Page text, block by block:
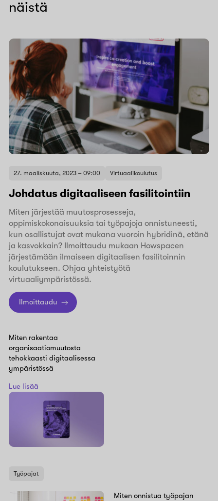
näistä
27. maaliskuuta, 2023 – 09:00 Virtuaalikoulutus
Johdatus digitaaliseen fasilitointiin
Miten järjestää muutosprosesseja,
oppimiskokonaisuuksia tai työpajoja onnistuneesti,
kun osallistujat ovat mukana vuoroin hybridinä, etänä
ja kasvokkain? Ilmoittaudu mukaan Howspacen
järjestämään ilmaiseen digitaalisen fasilitoinnin
koulutukseen. Ohjaa yhteistyötä
virtuaaliympäristössä.
Ilmoittaudu
Miten rakentaa
organisaatiomuutosta
tehokkaasti digitaalisessa
ympäristössä
Lue lisää
Työpajat
Miten onnistua työpajan